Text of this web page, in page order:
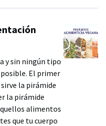
y sin ningún tipo
El primer
la pirámide
la pirámide
alimentos
que tu cuerpo